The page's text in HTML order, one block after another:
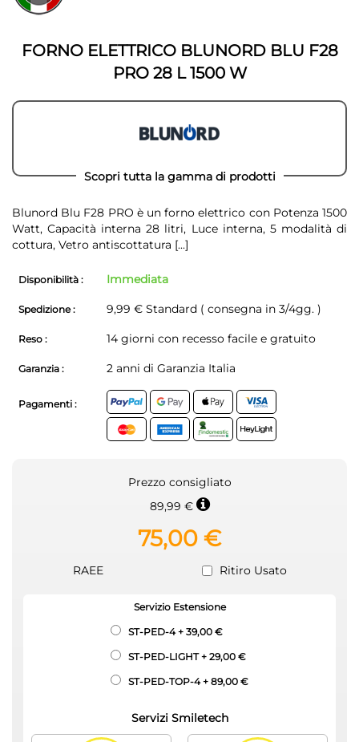
della
galleria
immagini
FORNO ELETTRICO BLUNORD BLU F28
PRO 28 L 1500 W
Scopri tutta la gamma di prodotti
Blunord Blu F28 PRO è un forno elettrico con Potenza 1500
Watt, Capacità interna 28 litri, Luce interna, 5 modalità di
cottura, Vetro antiscottatura [...]
Disponibilità : Immediata
Spedizione : 9,99 € Standard ( consegna in 3/4gg. )
Reso : 14 giorni con recesso facile e gratuito
Garanzia : 2 anni di Garanzia Italia
Pagamenti :
Prezzo consigliato
89,99 €
75,00 €
RAEE Ritiro Usato
Servizio Estensione
ST-PED-4+ 39,00 €
ST-PED-LIGHT+ 29,00 €
ST-PED-TOP-4+ 89,00 €
Servizi Smiletech